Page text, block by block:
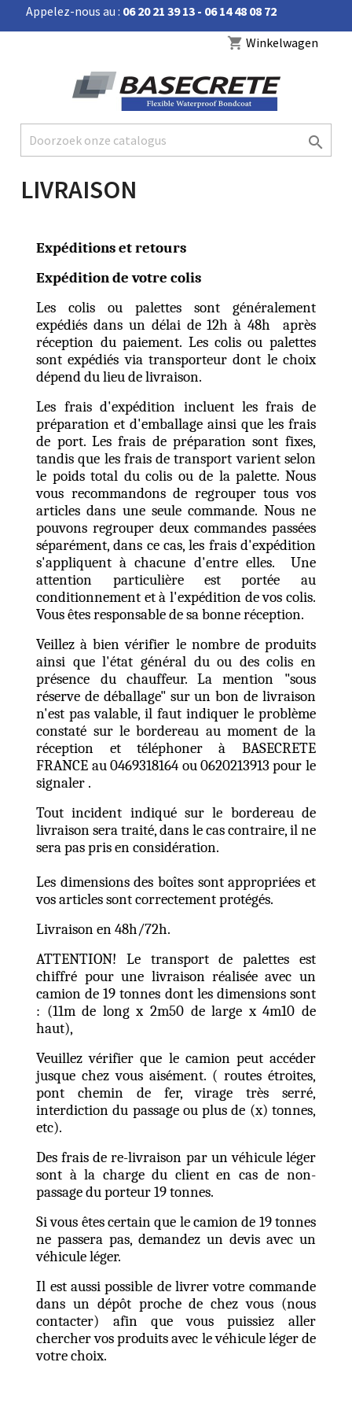
Appelez-nous au : 06 20 21 39 13 - 06 14 48 08 72
shopping_cart Winkelwagen

LIVRAISON
Expéditions et retours
Expédition de votre colis
Les colis ou palettes sont généralement
expédiés dans un délai de 12h à 48h après
réception du paiement. Les colis ou palettes
sont expédiés via transporteur dont le choix
dépend du lieu de livraison.
Les frais d'expédition incluent les frais de
préparation et d'emballage ainsi que les frais
de port. Les frais de préparation sont fixes,
tandis que les frais de transport varient selon
le poids total du colis ou de la palette. Nous
vous recommandons de regrouper tous vos
articles dans une seule commande. Nous ne
pouvons regrouper deux commandes passées
séparément, dans ce cas, les frais d'expédition
s'appliquent à chacune d'entre elles. Une
attention particulière est portée au
conditionnement et à l'expédition de vos colis.
Vous êtes responsable de sa bonne réception.
Veillez à bien vérifier le nombre de produits
ainsi que l'état général du ou des colis en
présence du chauffeur. La mention "sous
réserve de déballage" sur un bon de livraison
n'est pas valable, il faut indiquer le problème
constaté sur le bordereau au moment de la
réception et téléphoner à BASECRETE
FRANCE au 0469318164 ou 0620213913 pour le
signaler .
Tout incident indiqué sur le bordereau de
livraison sera traité, dans le cas contraire, il ne
sera pas pris en considération.
Les dimensions des boîtes sont appropriées et
vos articles sont correctement protégés.
Livraison en 48h/72h.
ATTENTION! Le transport de palettes est
chiffré pour une livraison réalisée avec un
camion de 19 tonnes dont les dimensions sont
: (11m de long x 2m50 de large x 4m10 de
haut),
Veuillez vérifier que le camion peut accéder
jusque chez vous aisément. ( routes étroites,
pont chemin de fer, virage très serré,
interdiction du passage ou plus de (x) tonnes,
etc).
Des frais de re-livraison par un véhicule léger
sont à la charge du client en cas de non-
passage du porteur 19 tonnes.
Si vous êtes certain que le camion de 19 tonnes
ne passera pas, demandez un devis avec un
véhicule léger.
Il est aussi possible de livrer votre commande
dans un dépôt proche de chez vous (nous
contacter) afin que vous puissiez aller
chercher vos produits avec le véhicule léger de
votre choix.